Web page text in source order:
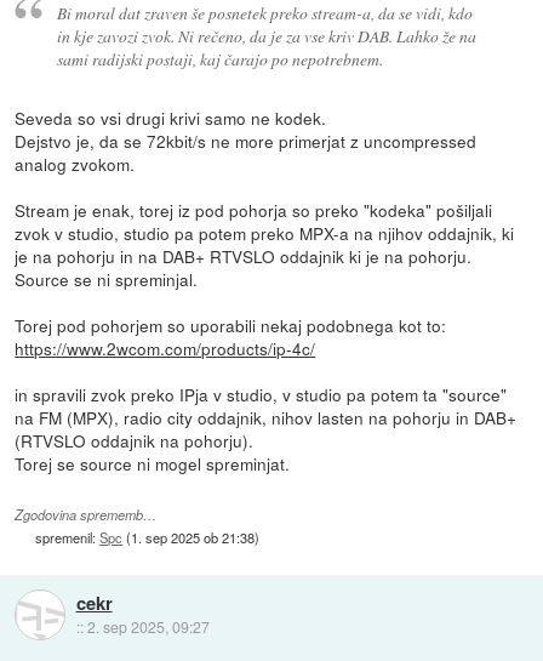
Bi moral dat zraven še posnetek preko stream-a, da se vidi, kdo
in kje zavozi zvok. Ni rečeno, da je za vse kriv DAB. Lahko že na
sami radijski postaji, kaj čarajo po nepotrebnem.
Seveda so vsi drugi krivi samo ne kodek.
Dejstvo je, da se 72kbit/s ne more primerjat z uncompressed
analog zvokom.
Stream je enak, torej iz pod pohorja so preko "kodeka" pošiljali
zvok v studio, studio pa potem preko MPX-a na njihov oddajnik, ki
je na pohorju in na DAB+ RTVSLO oddajnik ki je na pohorju.
Source se ni spreminjal.
Torej pod pohorjem so uporabili nekaj podobnega kot to:
https://www.2wcom.com/products/ip-4c/
in spravili zvok preko IPja v studio, v studio pa potem ta "source"
na FM (MPX), radio city oddajnik, nihov lasten na pohorju in DAB+
(RTVSLO oddajnik na pohorju).
Torej se source ni mogel spreminjat.
Zgodovina sprememb…
spremenil:Spc (1. sep 2025 ob 21:38)
cekr
::2. sep 2025, 09:27